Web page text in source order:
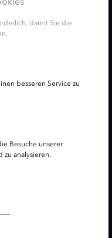
damit Sie die
besseren Service zu
Besuche unserer
zu analysieren.